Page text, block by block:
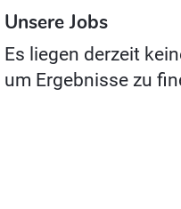
Unsere Jobs
Es liegen derzeit
um Ergebnisse zu